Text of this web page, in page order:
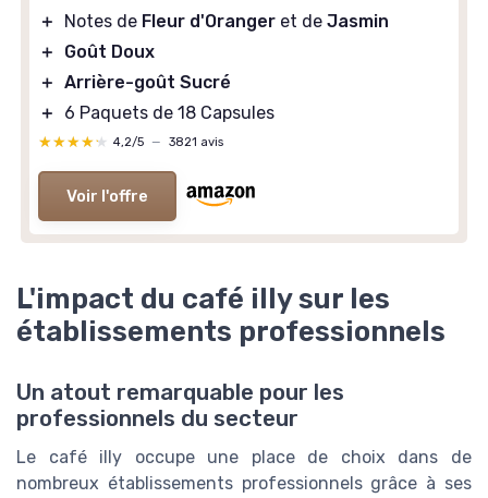
＋
Notes de Fleur d'Oranger et de Jasmin
＋
Goût Doux
＋ Arrière-goût Sucré
＋
6 Paquets de 18 Capsules
★★★★★
★★★★★ 4,2/5 — 3821 avis
Voir l'offre
L'impact du café illy sur les
établissements professionnels
Un atout remarquable pour les
professionnels du secteur
Le café illy occupe une place de choix dans de
nombreux établissements professionnels grâce à ses